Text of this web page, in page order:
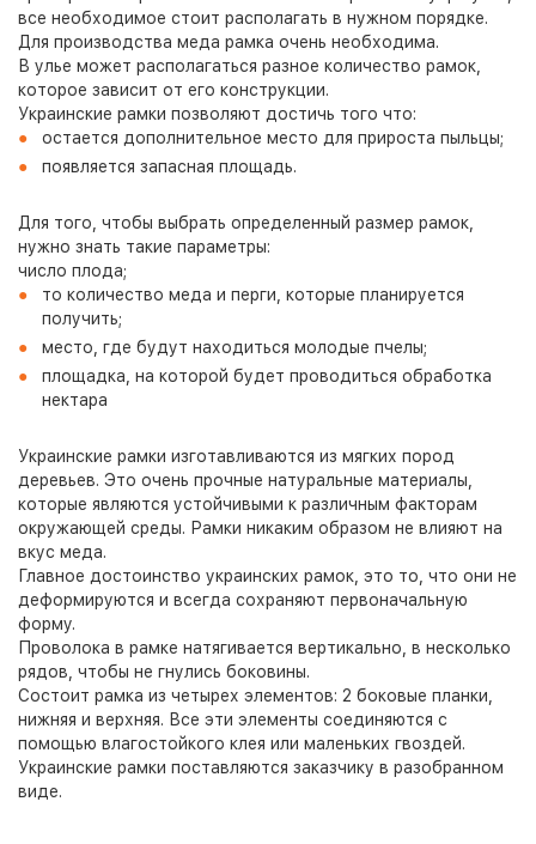
все необходимое стоит располагать в нужном порядке.
Для производства меда рамка очень необходима.
В улье может располагаться разное количество рамок,
которое зависит от его конструкции.
Украинские рамки позволяют достичь того что:
остается дополнительное место для прироста пыльцы;
появляется запасная площадь.
Для того, чтобы выбрать определенный размер рамок,
нужно знать такие параметры:
число плода;
то количество меда и перги, которые планируется
получить;
место, где будут находиться молодые пчелы;
площадка, на которой будет проводиться обработка
нектара
Украинские рамки изготавливаются из мягких пород
деревьев. Это очень прочные натуральные материалы,
которые являются устойчивыми к различным факторам
окружающей среды. Рамки никаким образом не влияют на
вкус меда.
Главное достоинство украинских рамок, это то, что они не
деформируются и всегда сохраняют первоначальную
форму.
Проволока в рамке натягивается вертикально, в несколько
рядов, чтобы не гнулись боковины.
Состоит рамка из четырех элементов: 2 боковые планки,
нижняя и верхняя. Все эти элементы соединяются с
помощью влагостойкого клея или маленьких гвоздей.
Украинские рамки поставляются заказчику в разобранном
виде.